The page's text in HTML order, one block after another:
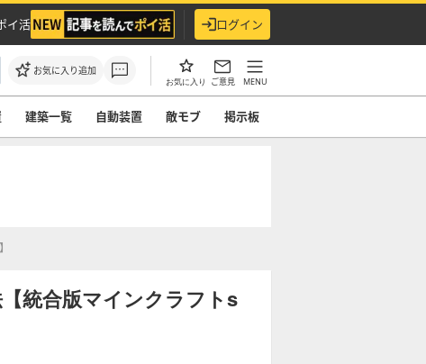
イ活 ログイン
お気に入り追加
お気に入り ご意見 MENU
建築一覧 自動装置 敵モブ 掲示板
統合版マインクラフトs